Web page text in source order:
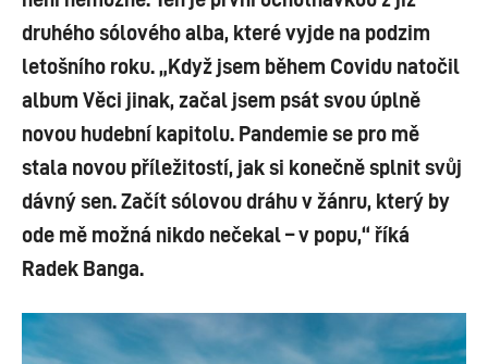
druhého sólového alba, které vyjde na podzim
letošního roku. „Když jsem během Covidu natočil
album Věci jinak, začal jsem psát svou úplně
novou hudební kapitolu. Pandemie se pro mě
stala novou příležitostí, jak si konečně splnit svůj
dávný sen. Začít sólovou dráhu v žánru, který by
ode mě možná nikdo nečekal – v popu,“ říká
Radek Banga.